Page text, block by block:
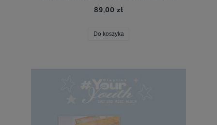
89,00 zł
Do koszyka